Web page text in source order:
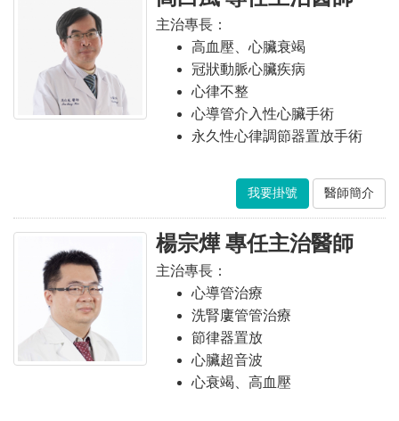
主治專長：
高血壓、心臟衰竭
冠狀動脈心臟疾病
心律不整
心導管介入性心臟手術
永久性心律調節器置放手術
我要掛號 醫師簡介
楊宗燁 專任主治醫師
主治專長：
心導管治療
洗腎廔管管治療
節律器置放
心臟超音波
心衰竭、高血壓